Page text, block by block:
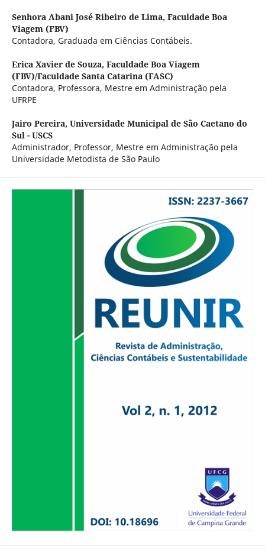
Senhora Abani José Ribeiro de Lima, Faculdade Boa
Viagem (FBV)
Contadora, Graduada em Ciências Contábeis.
Erica Xavier de Souza, Faculdade Boa Viagem
(FBV)/Faculdade Santa Catarina (FASC)
Contadora, Professora, Mestre em Administração pela
UFRPE
Jairo Pereira, Universidade Municipal de São Caetano do
Sul - USCS
Administrador, Professor, Mestre em Administração pela
Universidade Metodista de São Paulo